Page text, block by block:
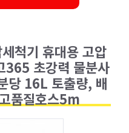
척기 휴대용 고압
365 초강력 물분사
당 16L 토출량, 배
품질호스5m